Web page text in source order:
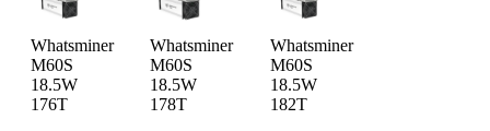
Whatsminer
M60S
18.5W
176T
Whatsminer
M60S
18.5W
178T
Whatsminer
M60S
18.5W
182T